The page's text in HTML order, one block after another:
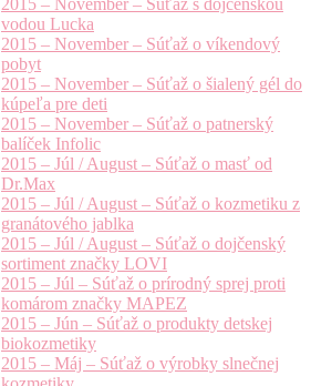
2015 – November – Súťaž s dojčenskou
vodou Lucka
2015 – November – Súťaž o víkendový
pobyt
2015 – November – Súťaž o šialený gél do
kúpeľa pre deti
2015 – November – Súťaž o patnerský
balíček Infolic
2015 – Júl / August – Súťaž o masť od
Dr.Max
2015 – Júl / August – Súťaž o kozmetiku z
granátového jablka
2015 – Júl / August – Súťaž o dojčenský
sortiment značky LOVI
2015 – Júl – Súťaž o prírodný sprej proti
komárom značky MAPEZ
2015 – Jún – Súťaž o produkty detskej
biokozmetiky
2015 – Máj – Súťaž o výrobky slnečnej